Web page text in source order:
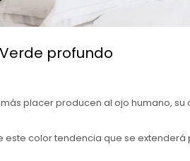
profundo
placer producen al ojo humano,
este color tendencia que se extenderá